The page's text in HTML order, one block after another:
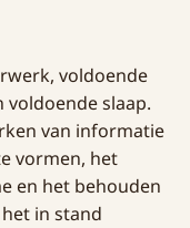
voldoende
slaap.
van informatie
vormen, het
en het behouden
in stand